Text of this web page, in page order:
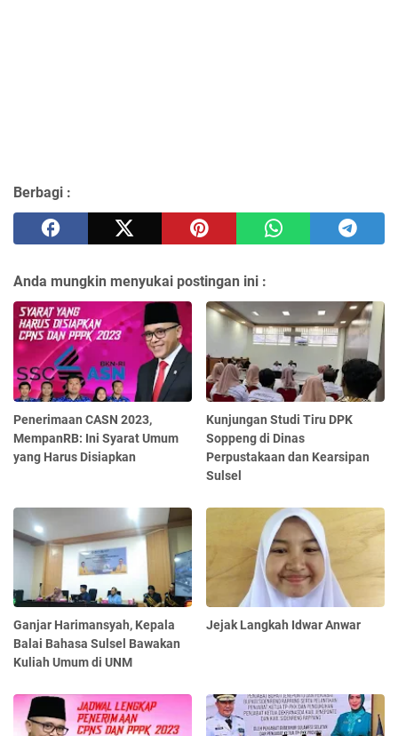
Berbagi :
Anda mungkin menyukai postingan ini :
Penerimaan CASN 2023,
MempanRB: Ini Syarat Umum
yang Harus Disiapkan
Kunjungan Studi Tiru DPK
Soppeng di Dinas
Perpustakaan dan Kearsipan
Sulsel
Ganjar Harimansyah, Kepala
Balai Bahasa Sulsel Bawakan
Kuliah Umum di UNM
Jejak Langkah Idwar Anwar